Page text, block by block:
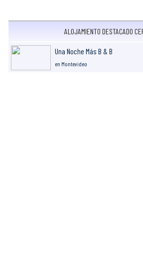
ALOJAMIENTO DESTACADO
Una Noche Más B & B
en Montevideo